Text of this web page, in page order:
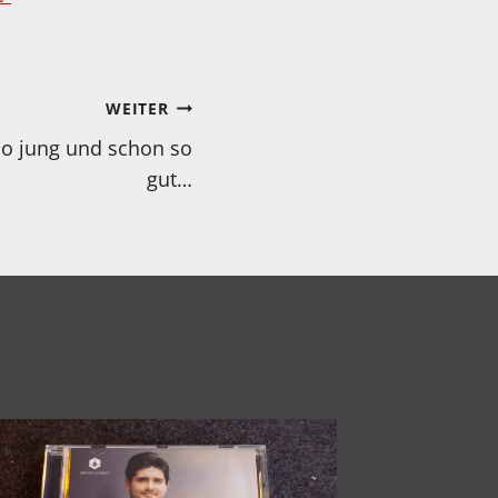
WEITER
jung und schon so
gut…